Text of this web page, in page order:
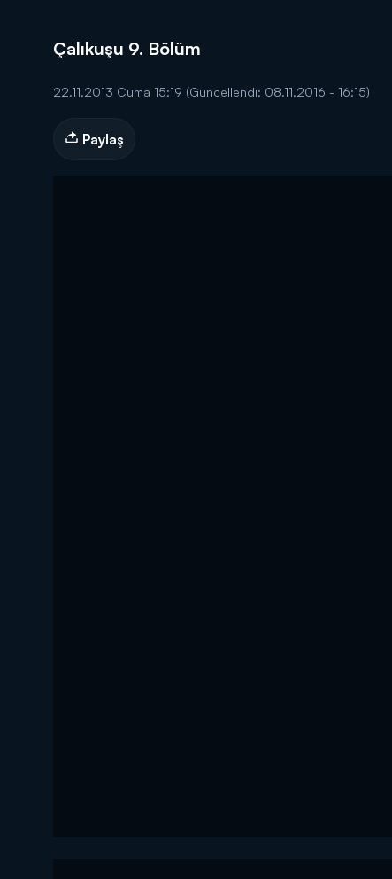
Çalıkuşu 9. Bölüm
22.11.2013 Cuma 15:19 (Güncellendi: 08.11.2016 - 16:15)
Paylaş